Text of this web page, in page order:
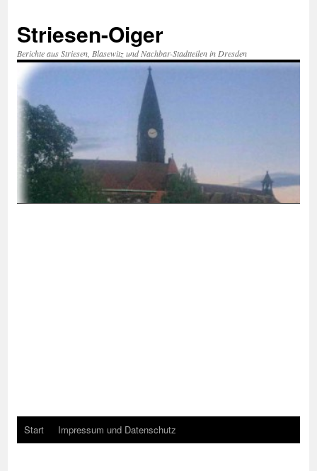
springen
Striesen-Oiger
Berichte aus Striesen, Blasewitz und Nachbar-Stadtteilen in Dresden
Start Impressum und Datenschutz